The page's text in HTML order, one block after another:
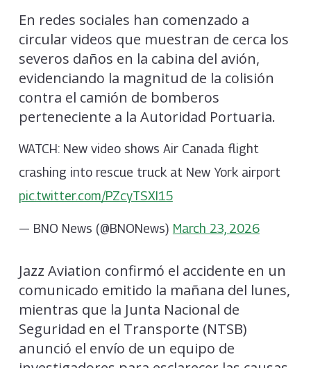
En redes sociales han comenzado a
circular videos que muestran de cerca los
severos daños en la cabina del avión,
evidenciando la magnitud de la colisión
contra el camión de bomberos
perteneciente a la Autoridad Portuaria.
WATCH: New video shows Air Canada flight
crashing into rescue truck at New York airport
pic.twitter.com/PZcyTSXI15
— BNO News (@BNONews) March 23, 2026
Jazz Aviation confirmó el accidente en un
comunicado emitido la mañana del lunes,
mientras que la Junta Nacional de
Seguridad en el Transporte (NTSB)
anunció el envío de un equipo de